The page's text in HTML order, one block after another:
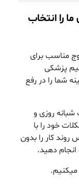
را انتخاب
مناسب برای
تیم پزشکی
شما را در رفع
روزی و
خود را با
کار را بدون
دهید.
میکنیم.